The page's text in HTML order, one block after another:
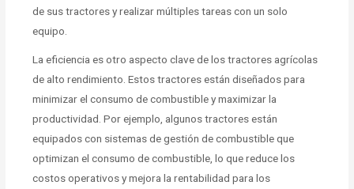
de sus tractores y realizar múltiples tareas con un solo
equipo.
La eficiencia es otro aspecto clave de los tractores agrícolas
de alto rendimiento. Estos tractores están diseñados para
minimizar el consumo de combustible y maximizar la
productividad. Por ejemplo, algunos tractores están
equipados con sistemas de gestión de combustible que
optimizan el consumo de combustible, lo que reduce los
costos operativos y mejora la rentabilidad para los